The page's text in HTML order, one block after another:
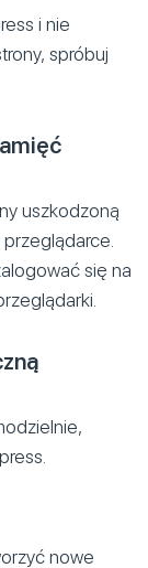
i nie
spróbuj
uszkodzoną
się na
nowe